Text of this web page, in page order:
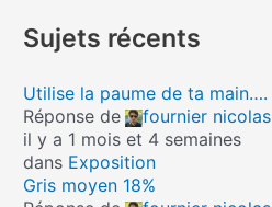
Sujets récents
Utilise la paume de ta main….
Réponse de
fournier nicolas
il y a 1 mois et 4 semaines
dans Exposition
Gris moyen 18%